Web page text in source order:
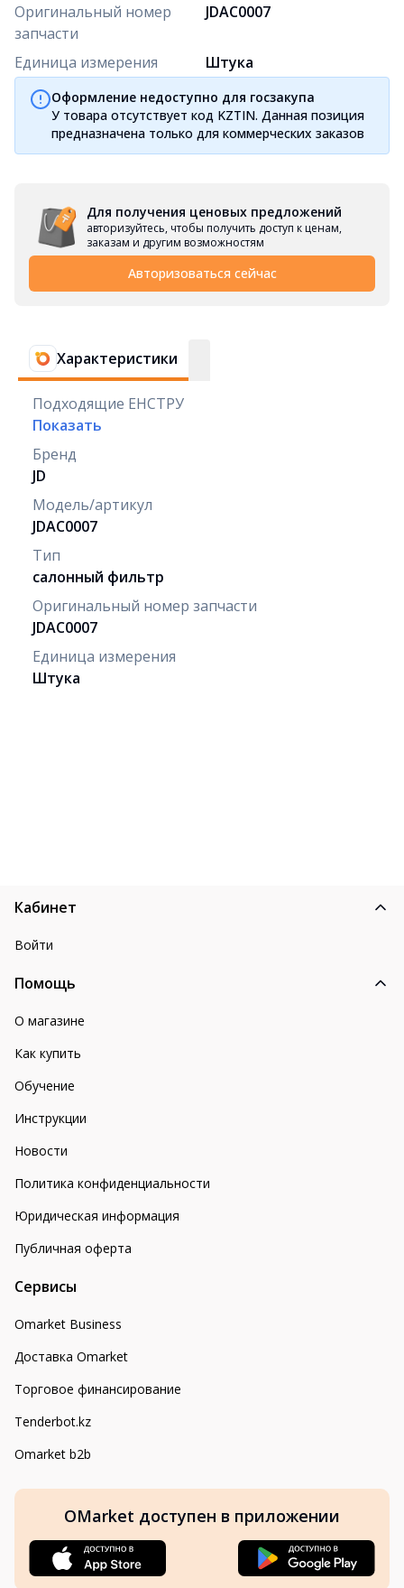
Оригинальный номер
запчасти
JDAC0007
Единица измерения Штука
Оформление недоступно для госзакупа
У товара отсутствует код KZTIN. Данная позиция
предназначена только для коммерческих заказов
Для получения ценовых предложений
авторизуйтесь, чтобы получить доступ к ценам,
заказам и другим возможностям
Авторизоваться сейчас
Характеристики
Подходящие ЕНСТРУ
Показать
Бренд
JD
Модель/артикул
JDAC0007
Тип
салонный фильтр
Оригинальный номер запчасти
JDAC0007
Единица измерения
Штука
Кабинет
Войти
Помощь
О магазине
Как купить
Обучение
Инструкции
Новости
Политика конфиденциальности
Юридическая информация
Публичная оферта
Сервисы
Omarket Business
Доставка Omarket
Торговое финансирование
Tenderbot.kz
Omarket b2b
OMarket доступен в приложении